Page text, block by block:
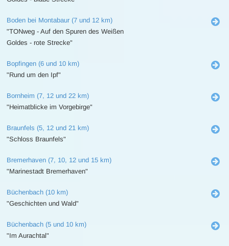
Boden bei Montabaur (7 und 12 km)
"TONweg - Auf den Spuren des Weißen
Goldes - rote Strecke"
Bopfingen (6 und 10 km)
"Rund um den Ipf"
Bornheim (7, 12 und 22 km)
"Heimatblicke im Vorgebirge"
Braunfels (5, 12 und 21 km)
"Schloss Braunfels"
Bremerhaven (7, 10, 12 und 15 km)
"Marinestadt Bremerhaven"
Büchenbach (10 km)
"Geschichten und Wald"
Büchenbach (5 und 10 km)
"Im Aurachtal"